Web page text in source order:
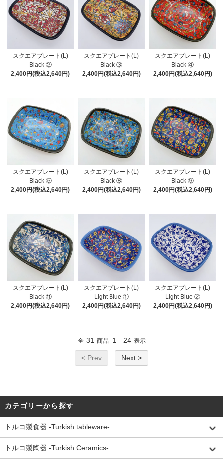
スクエアプレート(L)
Black ②
2,400円(税込2,640円)
スクエアプレート(L)
Black ③
2,400円(税込2,640円)
スクエアプレート(L)
Black ④
2,400円(税込2,640円)
スクエアプレート(L)
Black ⑤
2,400円(税込2,640円)
スクエアプレート(L)
Black ⑧
2,400円(税込2,640円)
スクエアプレート(L)
Black ⑨
2,400円(税込2,640円)
スクエアプレート(L)
Black ⑪
2,400円(税込2,640円)
スクエアプレート(L)
Light Blue ①
2,400円(税込2,640円)
スクエアプレート(L)
Light Blue ②
2,400円(税込2,640円)
全 31 商品 1 - 24 表示
< Prev Next >
カテゴリーから探す
トルコ製食器 -Turkish tableware-
トルコ製陶器 -Turkish Ceramics-